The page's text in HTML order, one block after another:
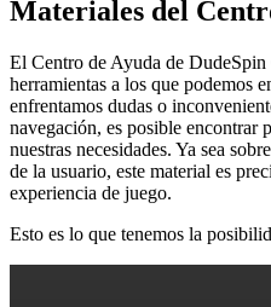
Materiales del
El Centro de Ayuda de DudeSpin
herramientas a los que podemos
enfrentamos dudas o
navegación, es posible encontrar
nuestras necesidades. Ya sea
de la usuario, este material es
experiencia de juego.
Esto es lo que tenemos la